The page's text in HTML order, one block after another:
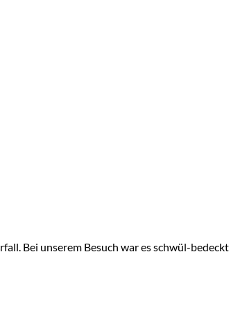
Bei unserem Besuch war es schwül-